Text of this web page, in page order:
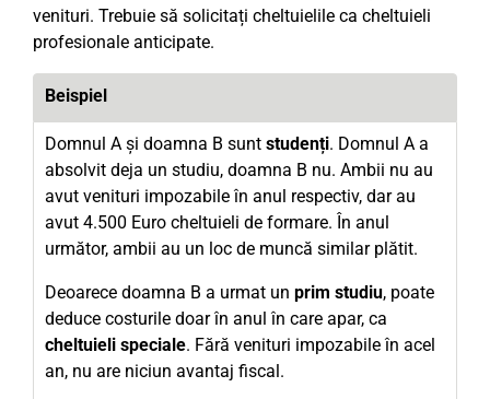
venituri. Trebuie să solicitați cheltuielile ca cheltuieli
profesionale anticipate.
Beispiel
Domnul A și doamna B sunt studenți. Domnul A a
absolvit deja un studiu, doamna B nu. Ambii nu au
avut venituri impozabile în anul respectiv, dar au
avut 4.500 Euro cheltuieli de formare. În anul
următor, ambii au un loc de muncă similar plătit.
Deoarece doamna B a urmat un prim studiu, poate
deduce costurile doar în anul în care apar, ca
cheltuieli speciale. Fără venituri impozabile în acel
an, nu are niciun avantaj fiscal.